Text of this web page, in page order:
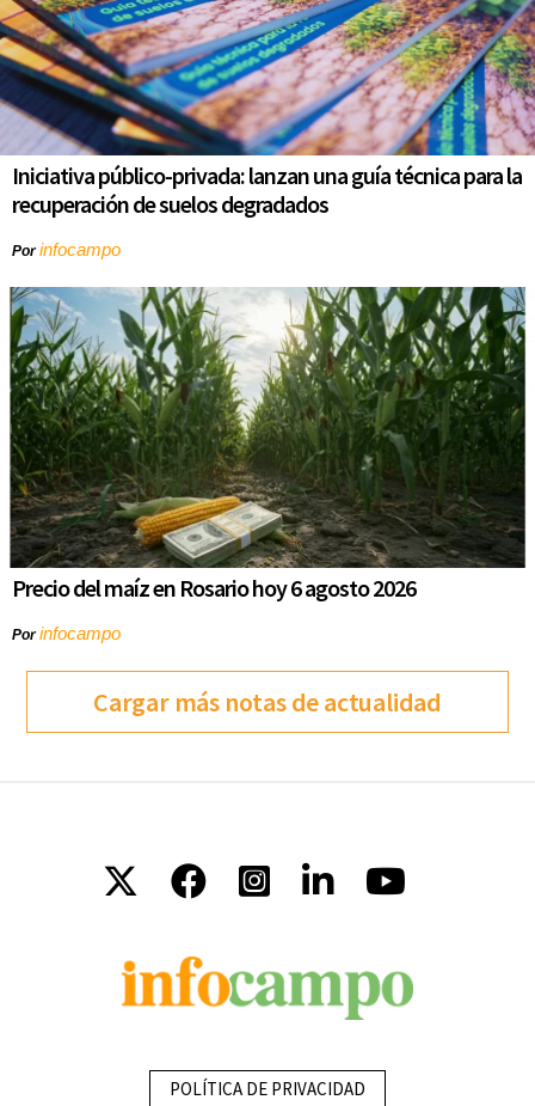
Iniciativa público-privada: lanzan una guía técnica para la
recuperación de suelos degradados
Porinfocampo
Precio del maíz en Rosario hoy 6 agosto 2026
Porinfocampo
Cargar más notas de actualidad
POLÍTICA DE PRIVACIDAD